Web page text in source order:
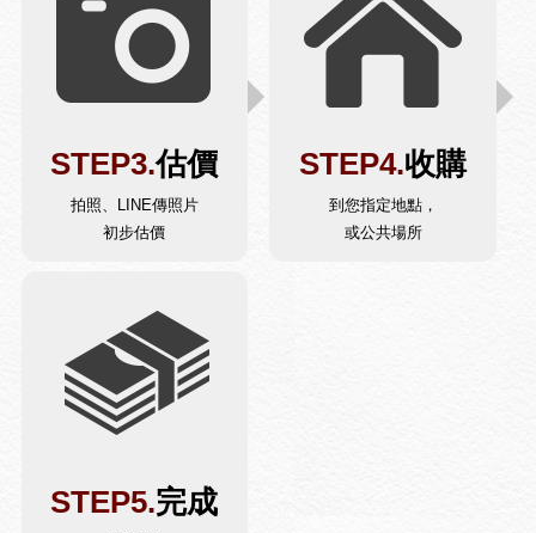
STEP3.估價
拍照、LINE傳照片
初步估價
STEP4.收購
到您指定地點，
或公共場所
STEP5.完成